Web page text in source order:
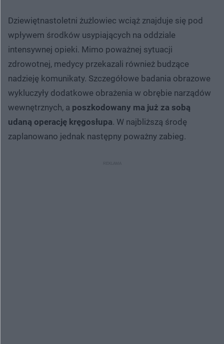
Dziewiętnastoletni żużlowiec wciąż znajduje się pod
wpływem środków usypiających na oddziale
intensywnej opieki. Mimo poważnej sytuacji
zdrowotnej, medycy przekazali również budzące
nadzieję komunikaty. Szczegółowe badania obrazowe
wykluczyły dodatkowe obrażenia w obrębie narządów
wewnętrznych, a poszkodowany ma już za sobą
udaną operację kręgosłupa. W najbliższą środę
zaplanowano jednak następny poważny zabieg.